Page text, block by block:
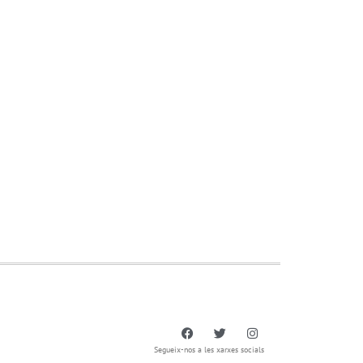
Segueix-nos a les xarxes socials